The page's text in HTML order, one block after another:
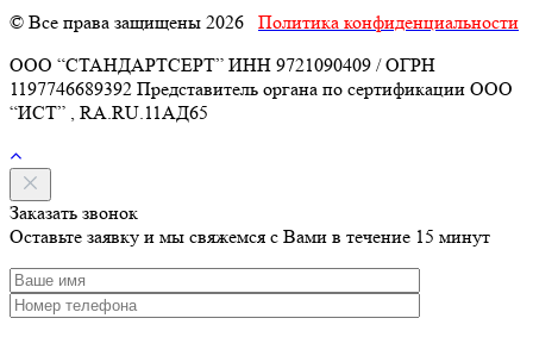
© Все права защищены 2026 Политика конфиденциальности
ООО “СТАНДАРТСЕРТ” ИНН 9721090409 / ОГРН
1197746689392 Представитель органа по сертификации ООО
“ИСТ” , RA.RU.11АД65
Заказать звонок
Оставьте заявку и мы свяжемся с Вами в течение 15 минут